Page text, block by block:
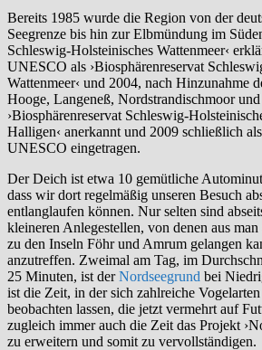
Bereits 1985 wurde die Region von der
Seegrenze bis hin zur Elbmündung im
Schleswig-Holsteinisches Wattenmeer‹
UNESCO als ›Biosphärenreservat
Wattenmeer‹ und 2004, nach Hinzunahme
Hooge, Langeneß, Nordstrandischmoor
›Biosphärenreservat Schleswig-
Halligen‹ anerkannt und 2009 schließlich
UNESCO eingetragen.
Der Deich ist etwa 10 gemütliche
dass wir dort regelmäßig unseren Besuch
entlanglaufen können. Nur selten sind
kleineren Anlegestellen, von denen aus
zu den Inseln Föhr und Amrum gelangen
anzutreffen. Zweimal am Tag, im
25 Minuten, ist derNordseegrund bei
ist die Zeit, in der sich zahlreiche
beobachten lassen, die jetzt vermehrt auf
zugleich immer auch die Zeit das Projekt
zu erweitern und somit zu vervollständigen.